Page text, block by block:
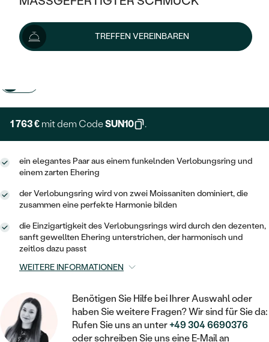
KLASSISCH
V-FORM
VINTAGE
AUSSERGEWÖHNLICHE
VON HAND GRAVIERTE
MIT FÜLLUNG
IM SET
MIT MEHREREN DIAMANTEN
HALO
VINTAGE
AUSSERGEWÖHNLICH
GESTALTE EINEN RING
WÄHLE EINEN RING
DIAMANTEN ZUM EINFASSEN
EINFASSEN
FARBIGE DIAMANTEN ZUM EINFASSEN
AUSVERKAUF
WENN SCHMUCK HILFT
NACH TYP
RINGE
ANHÄNGER / KETTEN
ARMBÄNDER
SCHMUCKSET
BROSCHEN
PLATIN
OHRSTECKER
MINIMALISTISCHE
OHRHÄNGER
SOLITÄR
HERZ
PIERCINGS
GOLD
SILBER
NACH STYL
SOLITÄR
ZUR GEBURT EINES KINDES
PERSONALISIERT
MIT STERNZEICHEN
KETTEN
AUSVERKAUF
GOLD
SILBER
MEMOIRE
MINIMALISTISCHE
STATEMENT
SIEGELRINGE
PERSONALISIERT
TREFFEN VEREINBAREN
1 959 €
Wir liefern den Schmuck innerhalb von 3 - 4 Wochen.
Lieferoptionen
1 763 € mit dem CodeSUN10 .
ein elegantes Paar aus einem funkelnden Verlobungsring und
einem zarten Ehering
der Verlobungsring wird von zwei Moissaniten dominiert, die
zusammen eine perfekte Harmonie bilden
die Einzigartigkeit des Verlobungsrings wird durch den dezenten,
sanft gewellten Ehering unterstrichen, der harmonisch und
zeitlos dazu passt
WEITERE INFORMATIONEN
Benötigen Sie Hilfe bei Ihrer Auswahl oder
haben Sie weitere Fragen? Wir sind für Sie da:
Rufen Sie uns an unter+49 304 6690376
oder schreiben Sie uns eine E-Mail an